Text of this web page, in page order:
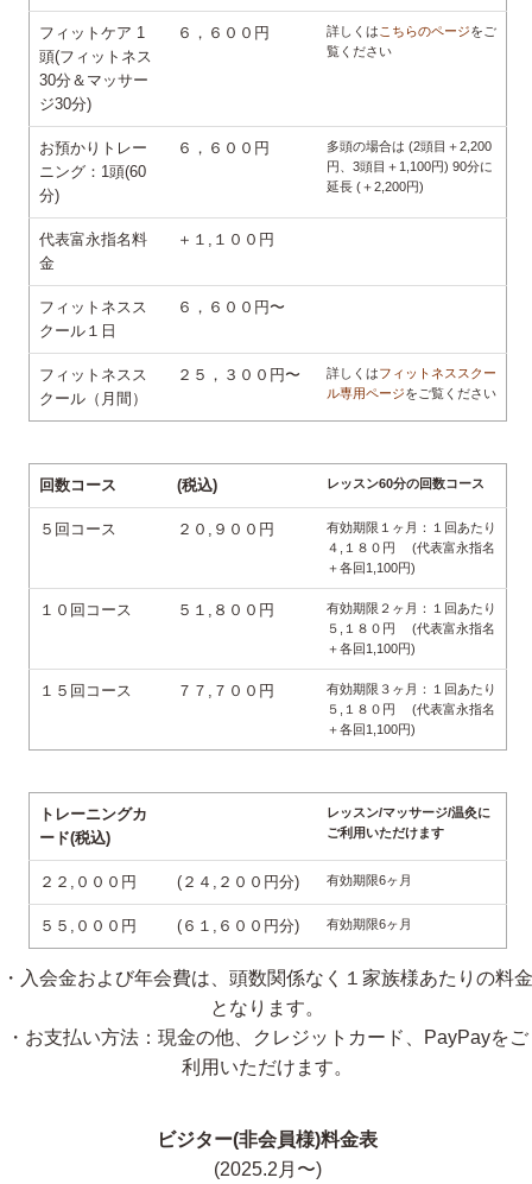
フィットケア 1
頭(フィットネス
30分＆マッサー
ジ30分)
６，６００円 詳しくは こちらのページをご
覧ください
お預かりトレー
ニング：1頭(60
分)
６，６００円
多頭の場合は (2頭目＋2,200
円、3頭目＋1,100円) 90分に
延長 (＋2,200円)
代表富永指名料
金
＋１,１００円
フィットネスス
クール１日
６，６００円〜
フィットネスス
クール（月間）
２５，３００円〜 詳しくはフィットネススクー
ル専用ページをご覧ください
回数コース (税込) レッスン60分の回数コース
５回コース ２０,９００円
有効期限１ヶ月：１回あたり
４,１８０円 (代表富永指名
＋各回1,100円)
１０回コース ５１,８００円
有効期限２ヶ月：１回あたり
５,１８０円 (代表富永指名
＋各回1,100円)
１５回コース ７７,７００円
有効期限３ヶ月：１回あたり
５,１８０円 (代表富永指名
＋各回1,100円)
トレーニングカ
ード(税込)
レッスン/マッサージ/温灸に
ご利用いただけます
２２,０００円 (２４,２００円分) 有効期限6ヶ月
５５,０００円 (６１,６００円分) 有効期限6ヶ月
・入会金および年会費は、頭数関係なく１家族様あたりの料金
となります。
・お支払い方法：現金の他、クレジットカード、PayPayをご
利用いただけます。
ビジター(非会員様)料金表
(2025.2月〜)